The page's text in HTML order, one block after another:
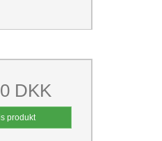
DKK
produkt